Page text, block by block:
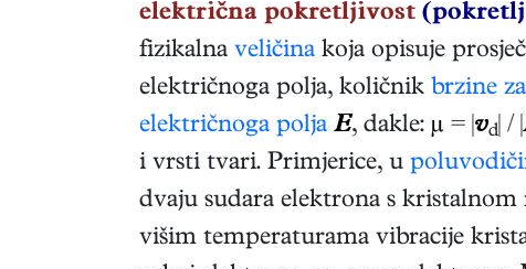
električna pokretljivost
fizikalna veličina koja opisuje
električnoga polja, količnik brzine
električnoga polja E, dakle: µ = | vd | / |
i vrsti tvari. Primjerice, u
dvaju sudara elektrona s kristalnom
višim temperaturama vibracije